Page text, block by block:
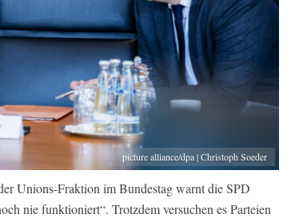
picture alliance/dpa | Christoph Soeder
Unions-Fraktion im Bundestag warnt die SPD
nie funktioniert“. Trotzdem versuchen es Parteien